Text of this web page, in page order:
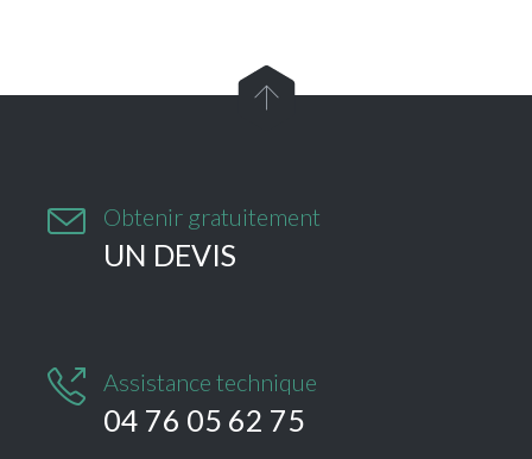

 Obtenir gratuitement
UN DEVIS
 Assistance technique
04 76 05 62 75